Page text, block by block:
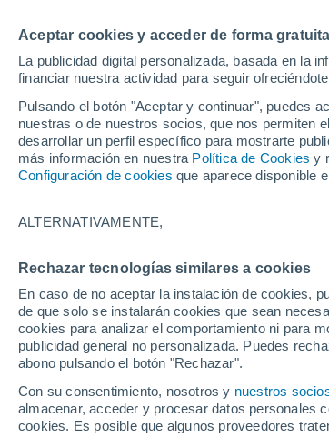
Aceptar cookies y acceder de forma gratuita
La publicidad digital personalizada, basada en la
financiar nuestra actividad para seguir
Pulsando el botón "Aceptar y continuar", puedes
nuestras o de nuestros socios, que nos permiten
desarrollar un perfil específico para mostrarte
más información en nuestra Política de Cookies y
Configuración de cookies que aparece disponible
ALTERNATIVAMENTE,
Rechazar tecnologías similares a cookies
En caso de no aceptar la instalación de cookies,
de que solo se instalarán cookies que sean
cookies para analizar el comportamiento ni para
publicidad general no personalizada. Puedes
abono pulsando el botón "Rechazar".
Con su consentimiento, nosotros y nuestros
almacenar, acceder y procesar datos personales
cookies. Es posible que algunos proveedores
Inicio Eslovaquia Región de Žilina
El tiempo en
de Žilina
Todas las localidades de la Región
Sedliacka Dubová
Sihelné
Skalité
Ski centrum Ziar - Dolinky
Ski Grúniky - Sihelné